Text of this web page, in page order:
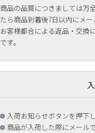
商品の品質につきましては万
たら商品到着後7日以内にメー
お客様都合による返品・交換
です。
入荷お知らせボタンを押下
商品が入荷した際にメール